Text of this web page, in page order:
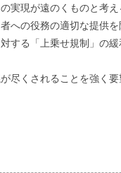
実現が遠のくものと考え
への役務の適切な提供
する「上乗せ規制」の
尽くされることを強く要